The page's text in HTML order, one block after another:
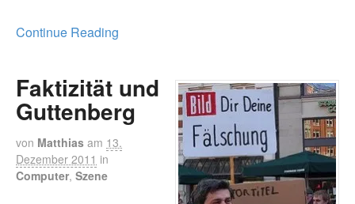
Continue Reading
Faktizität und
Guttenberg
von Matthias am 13.
Dezember 2011 in
Computer, Szene